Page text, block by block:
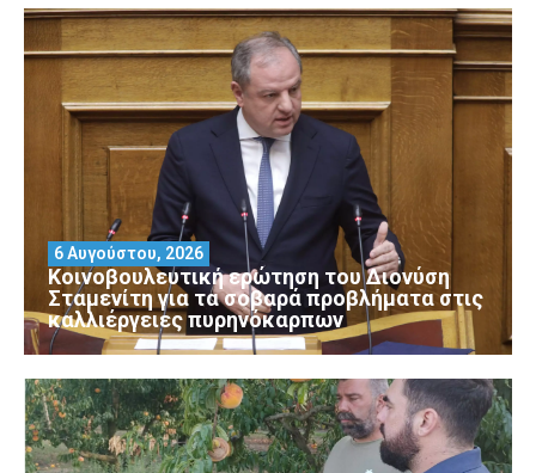
Κοινοβουλευτική ερώτηση του Διονύση
Σταμενίτη για τα σοβαρά προβλήματα στις
καλλιέργειες πυρηνόκαρπων
6 Αυγούστου, 2026